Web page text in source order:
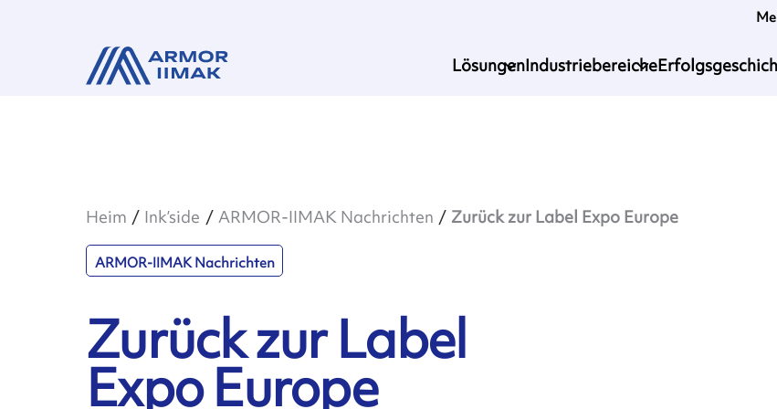
LösungenIndustriebereiche
Heim Ink’side ARMOR-IIMAK Nachrichten Zurück zur Label Expo Europe
ARMOR-IIMAK Nachrichten
Zurück zur Label
Expo Europe